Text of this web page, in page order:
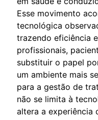
Esse movimento
tecnológica
trazendo eficiência
profissionais,
substituir o papel
um ambiente mais
para a gestão de
não se limita à
altera a experiência